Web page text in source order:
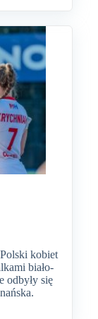
kobiet
biało-
odbyły się